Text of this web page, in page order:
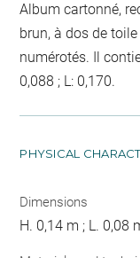
Album cartonné,
brun, à dos de
numérotés. Il
0,088 ; L: 0,170.
PHYSICAL
Dimensions
H. 0,14 m ; L. 0,08